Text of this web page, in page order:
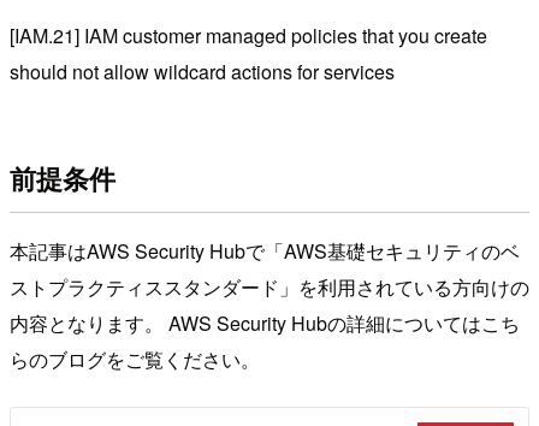
[IAM.21] IAM customer managed policies that you create
should not allow wildcard actions for services
前提条件
本記事はAWS Security Hubで「AWS基礎セキュリティのベ
ストプラクティススタンダード」を利用されている方向けの
内容となります。 AWS Security Hubの詳細についてはこち
らのブログをご覧ください。